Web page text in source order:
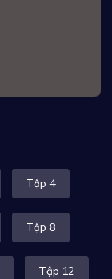
Tập 4
Tập 8
Tập 12